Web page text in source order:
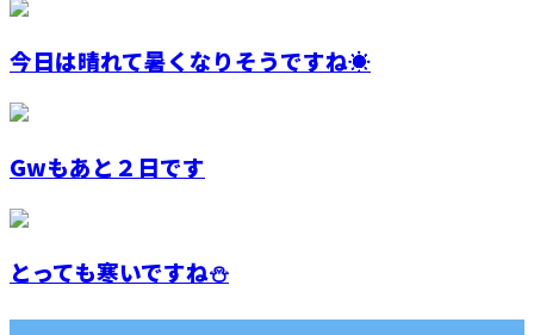
今日は晴れて暑くなりそうですね☀️
Gwもあと２日です
とっても寒いですね⛄